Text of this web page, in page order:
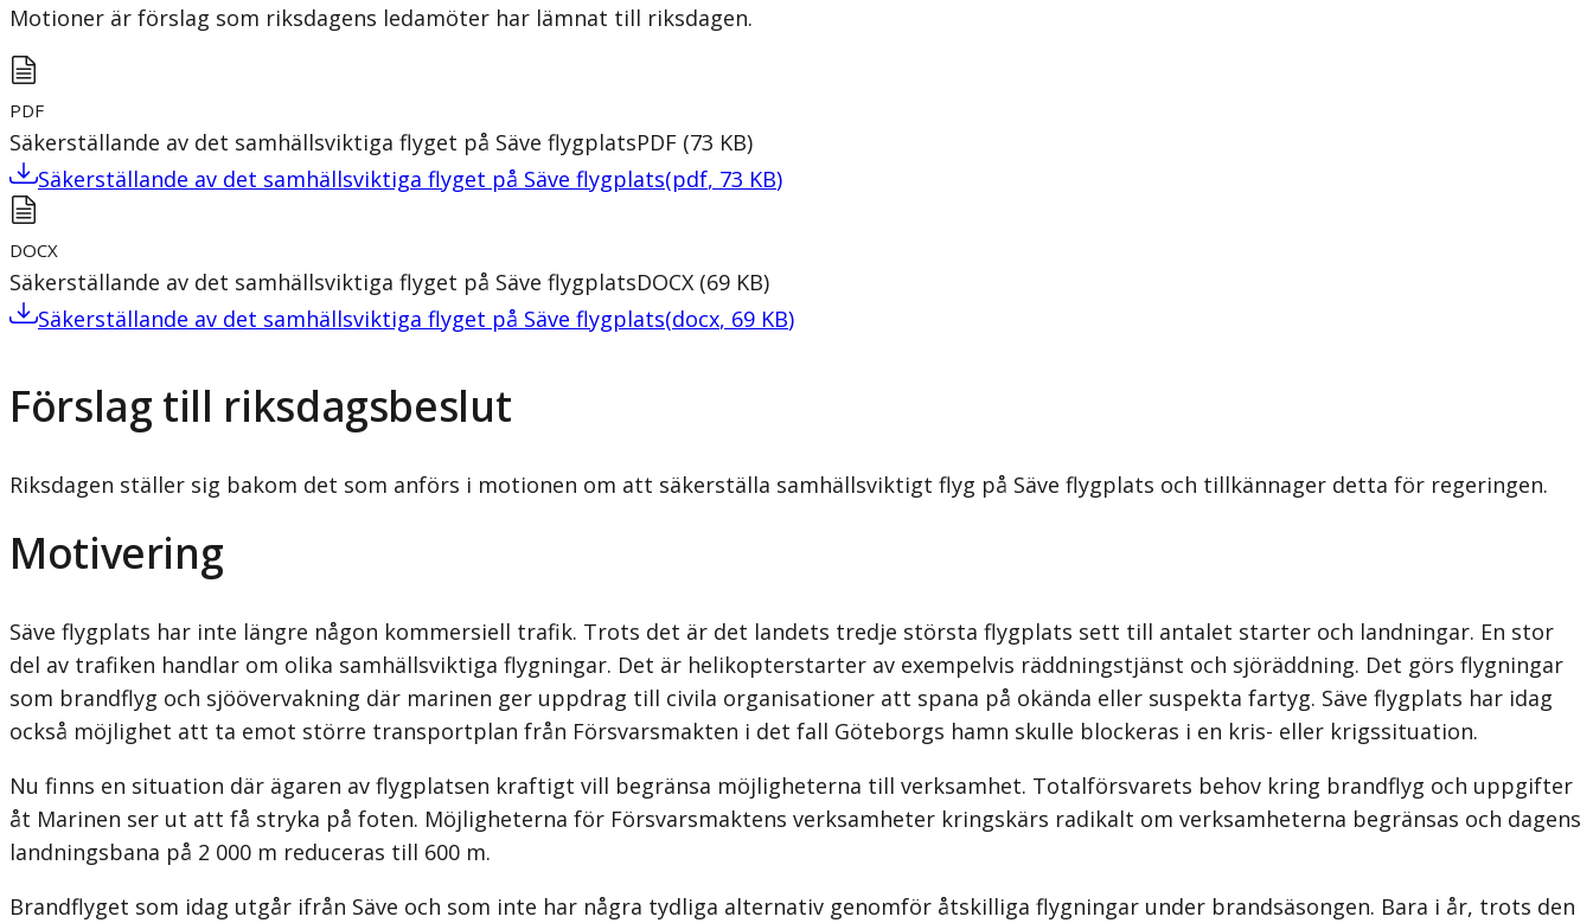
Motioner är förslag som riksdagens ledamöter har lämnat till riksdagen.
PDF
Säkerställande av det samhällsviktiga flyget på Säve flygplatsPDF (73 KB)
Säkerställande av det samhällsviktiga flyget på Säve flygplats(pdf, 73 KB)
DOCX
Säkerställande av det samhällsviktiga flyget på Säve flygplatsDOCX (69 KB)
Säkerställande av det samhällsviktiga flyget på Säve flygplats(docx, 69 KB)
Förslag till riksdagsbeslut
Riksdagen ställer sig bakom det som anförs i motionen om att säkerställa samhällsviktigt flyg på Säve flygplats och tillkännager detta för regeringen.
Motivering
Säve flygplats har inte längre någon kommersiell trafik. Trots det är det landets tredje största flygplats sett till antalet starter och landningar. En stor
del av trafiken handlar om olika samhällsviktiga flygningar. Det är helikopterstarter av exempelvis räddningstjänst och sjöräddning. Det görs flygningar
som brandflyg och sjöövervakning där marinen ger uppdrag till civila organisationer att spana på okända eller suspekta fartyg. Säve flygplats har idag
också möjlighet att ta emot större transportplan från Försvarsmakten i det fall Göteborgs hamn skulle blockeras i en kris- eller krigssituation.
Nu finns en situation där ägaren av flygplatsen kraftigt vill begränsa möjligheterna till verksamhet. Totalförsvarets behov kring brandflyg och uppgifter
åt Marinen ser ut att få stryka på foten. Möjligheterna för Försvarsmaktens verksamheter kringskärs radikalt om verksamheterna begränsas och dagens
landningsbana på 2 000 m reduceras till 600 m.
Brandflyget som idag utgår ifrån Säve och som inte har några tydliga alternativ genomför åtskilliga flygningar under brandsäsongen. Bara i år, trots den